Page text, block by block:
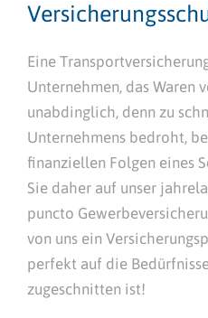
Eine
Unternehmen, das Waren
unabdinglich, denn zu
Unternehmens bedroht,
finanziellen Folgen eines
Sie daher auf unser
puncto
von uns ein
perfekt auf die
zugeschnitten ist!